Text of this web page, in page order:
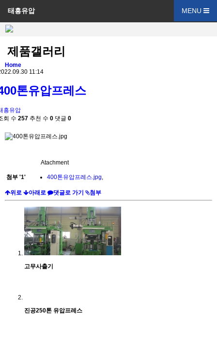
태흥유압 MENU
제품갤러리
Home
11:14
톤유압프레스
흥유압
회 수 257 추천 수 0 댓글 0
Atachment
첨부 '1' 400톤유압프레스.jpg,
위로 아래로 댓글로 가기 첨부
고무사출기
진공250톤 유압프레스